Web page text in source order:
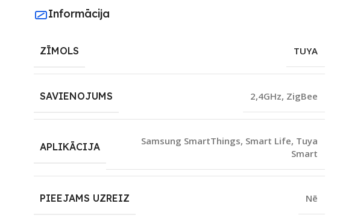
Informācija
ZĪMOLS TUYA
SAVIENOJUMS 2,4GHz, ZigBee
APLIKĀCIJA
Samsung SmartThings, Smart Life, Tuya
Smart
PIEEJAMS UZREIZ Nē